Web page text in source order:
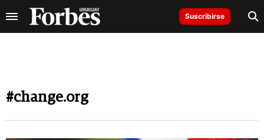
Suscribirse
#change.org